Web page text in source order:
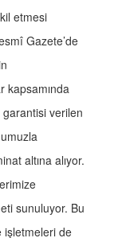
etmesi
Gazete’de
kapsamında
garantisi verilen
altına alıyor.
sunuluyor. Bu
işletmeleri de